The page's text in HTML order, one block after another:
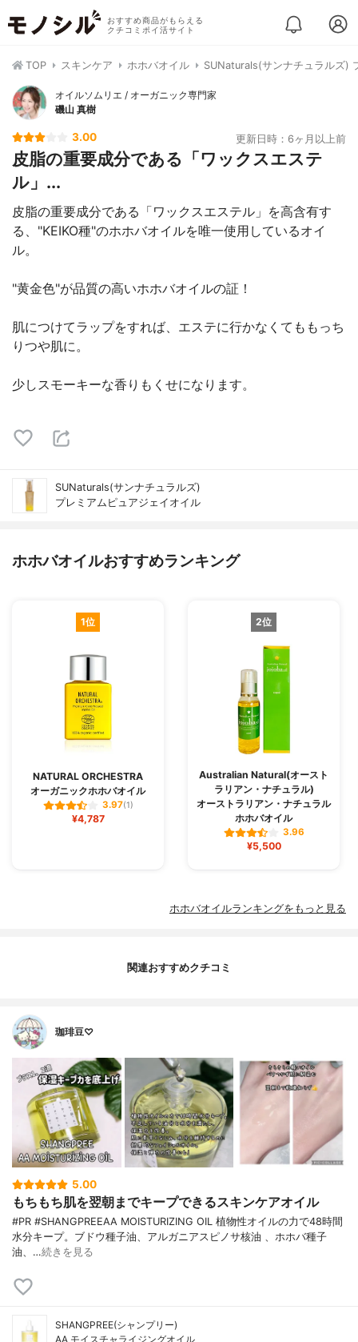
おすすめ商品がもらえる
クチコミポイ活サイト
TOP スキンケア ホホバオイル SUNaturals(サンナチュラルズ)
オイルソムリエ / オーガニック専門家
磯山 真樹
3.00 更新日時：6ヶ月以上前
皮脂の重要成分である「ワックスエステ
ル」...
皮脂の重要成分である「ワックスエステル」を高含有す
る、"KEIKO種"のホホバオイルを唯一使用しているオイ
ル。
"黄金色"が品質の高いホホバオイルの証！
肌につけてラップをすれば、エステに行かなくてももっち
りつや肌に。
少しスモーキーな香りもくせになります。
SUNaturals(サンナチュラルズ)
プレミアムピュアジェイオイル
ホホバオイルおすすめランキング
1位
NATURAL ORCHESTRA
オーガニックホホバオイル
3.97(1)
¥4,787
2位
Australian Natural(オースト
ラリアン・ナチュラル)
オーストラリアン・ナチュラル
ホホバオイル
3.96
¥5,500
ホホバオイルランキングをもっと見る
関連おすすめクチコミ
珈琲豆♡
5.00
もちもち肌を翌朝までキープできるスキンケアオイル
#PR #SHANGPREEAA MOISTURIZING OIL 植物性オイルの力で48時間
水分キープ。ブドウ種子油、アルガニアスピノサ核油 、ホホバ種子
油、…続きを見る
SHANGPREE(シャンプリー)
AA モイスチャライジングオイル